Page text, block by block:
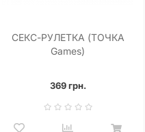
СЕКС-РУЛЕТКА (ТОЧКА
Games)
369 грн.